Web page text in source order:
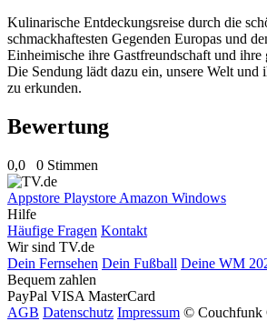
Kulinarische Entdeckungsreise durch die
schmackhaftesten Gegenden Europas und
Einheimische ihre Gastfreundschaft und ihre
Die Sendung lädt dazu ein, unsere Welt und
zu erkunden.
Bewertung
0,0 0 Stimmen
Appstore Playstore Amazon Windows
Hilfe
Häufige Fragen Kontakt
Wir sind TV.de
Dein Fernsehen Dein Fußball Deine WM
Bequem zahlen
PayPal VISA MasterCard
AGB Datenschutz Impressum © Couchfunk